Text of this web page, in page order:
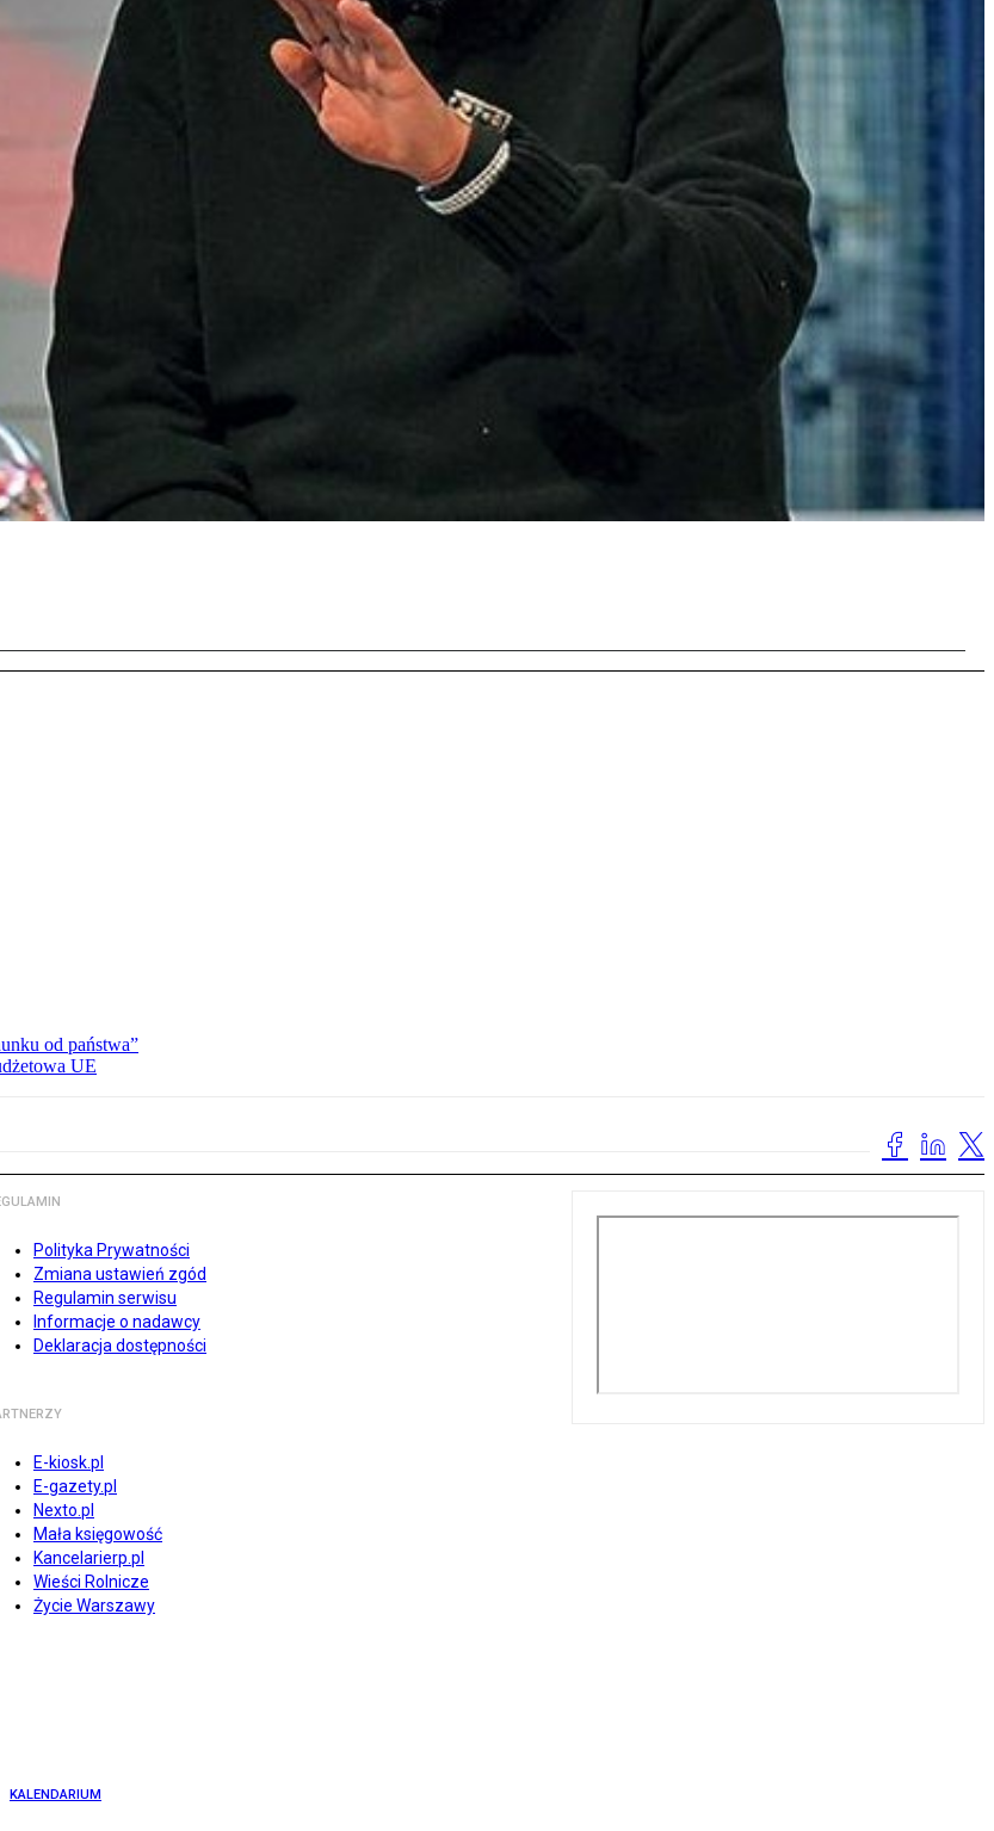
od państwa”
UE
Polityka Prywatności
Zmiana ustawień zgód
Regulamin serwisu
Informacje o nadawcy
Deklaracja dostępności
E-kiosk.pl
E-gazety.pl
Nexto.pl
Mała księgowość
Kancelarierp.pl
Wieści Rolnicze
Życie Warszawy
KALENDARIUM